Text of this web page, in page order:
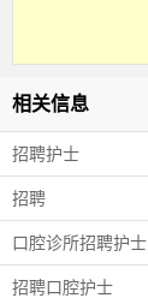
相关信息
招聘护士
招聘
口腔诊所招聘护士
招聘口腔护士